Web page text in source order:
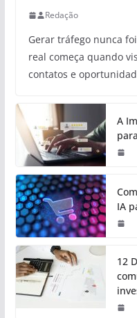
Redação
Gerar tráfego nunca
real começa quando
contatos e
A
IA
12